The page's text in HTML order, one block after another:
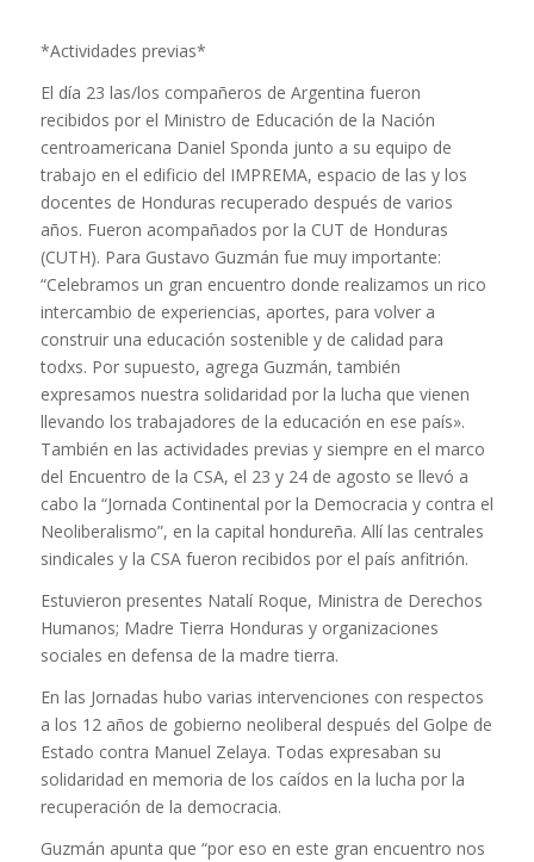
*Actividades previas*
El día 23 las/los compañeros de Argentina fueron
recibidos por el Ministro de Educación de la Nación
centroamericana Daniel Sponda junto a su equipo de
trabajo en el edificio del IMPREMA, espacio de las y los
docentes de Honduras recuperado después de varios
años. Fueron acompañados por la CUT de Honduras
(CUTH). Para Gustavo Guzmán fue muy importante:
“Celebramos un gran encuentro donde realizamos un rico
intercambio de experiencias, aportes, para volver a
construir una educación sostenible y de calidad para
todxs. Por supuesto, agrega Guzmán, también
expresamos nuestra solidaridad por la lucha que vienen
llevando los trabajadores de la educación en ese país».
También en las actividades previas y siempre en el marco
del Encuentro de la CSA, el 23 y 24 de agosto se llevó a
cabo la “Jornada Continental por la Democracia y contra el
Neoliberalismo”, en la capital hondureña. Allí las centrales
sindicales y la CSA fueron recibidos por el país anfitrión.
Estuvieron presentes Natalí Roque, Ministra de Derechos
Humanos; Madre Tierra Honduras y organizaciones
sociales en defensa de la madre tierra.
En las Jornadas hubo varias intervenciones con respectos
a los 12 años de gobierno neoliberal después del Golpe de
Estado contra Manuel Zelaya. Todas expresaban su
solidaridad en memoria de los caídos en la lucha por la
recuperación de la democracia.
Guzmán apunta que “por eso en este gran encuentro nos